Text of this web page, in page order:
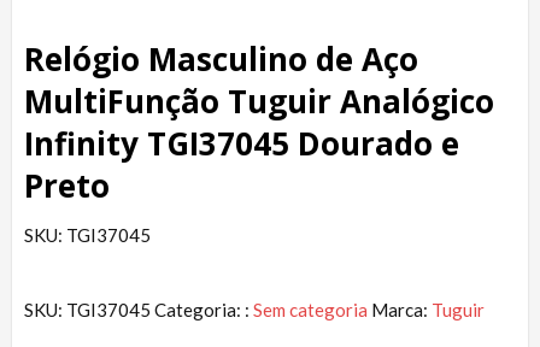
Relógio Masculino de Aço
MultiFunção Tuguir Analógico
Infinity TGI37045 Dourado e
Preto
SKU: TGI37045
SKU: TGI37045 Categoria: : Sem categoria Marca: Tuguir